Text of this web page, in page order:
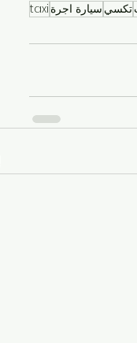
تكسي سيارة اجرة taxi